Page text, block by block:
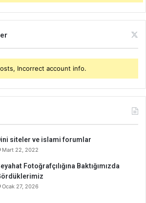
Incorrect account info.
siteler ve islami forumlar
Mart 22, 2022
Fotoğrafçılığına Baktığımızda
Ocak 27, 2026